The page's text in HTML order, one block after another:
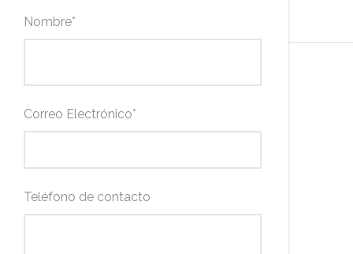
Nombre*
Correo Electrónico*
Teléfono de contacto